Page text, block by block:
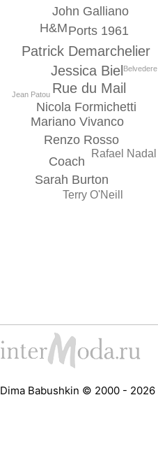
Jessica Biel
Patrick Demarchelier
Rue du Mail
Nicola Formichetti
Ports 1961
Mariano Vivanco
John Galliano
Renzo Rosso
Coach
H&M
Sarah Burton
Rafael Nadal
Terry O'Neill
Belvedere
Jean Patou
Dima Babushkin © 2000 - 2026